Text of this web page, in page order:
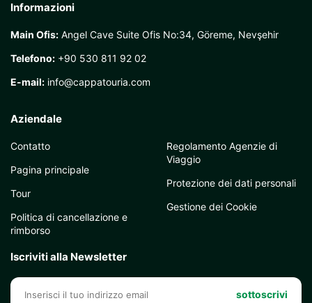
Informazioni
Main Ofis: Angel Cave Suite Ofis No:34, Göreme, Nevşehir
Telefono: +90 530 811 92 02
E-mail: info@cappatouria.com
Aziendale
Contatto
Pagina principale
Tour
Politica di cancellazione e
rimborso
Regolamento Agenzie di
Viaggio
Protezione dei dati personali
Gestione dei Cookie
Iscriviti alla Newsletter
sottoscrivi